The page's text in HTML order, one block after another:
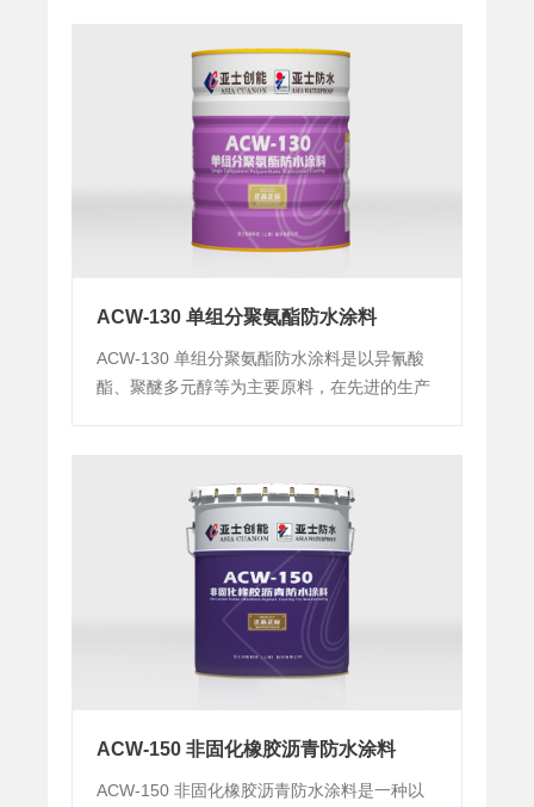
ACW-130 单组分聚氨酯防水涂料
ACW-130 单组分聚氨酯防水涂料是以异氰酸
酯、聚醚多元醇等为主要原料，在先进的生产
层，通过与空气中湿气反应，在防水基层表面
形成连续、无接缝的具有橡胶特性的涂膜防水
ACW-150 非固化橡胶沥青防水涂料
ACW-150 非固化橡胶沥青防水涂料是一种以